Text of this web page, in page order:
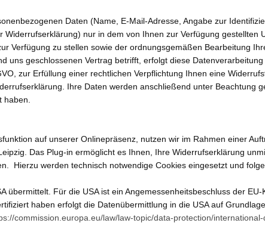
Daten (Name, E-Mail-Adresse, Angabe zur
nur in dem von Ihnen zur Verfügung
Verfügung zu stellen sowie der ordnungsgemäßen Bearbeitung
uns geschlossenen Vertrag betrifft, erfolgt diese
zur Erfüllung einer rechtlichen Verpflichtung Ihnen eine
Ihre Daten werden anschließend unter Beachtung
haben.
auf unserer Onlinepräsenz, nutzen wir im Rahmen einer
Das Plug-in ermöglicht es Ihnen, Ihre Widerrufserklärung
Hierzu werden technisch notwendige Cookies eingesetzt und
übermittelt. Für die USA ist ein Angemessenheitsbeschluss der
haben erfolgt die Datenübermittlung in die USA auf
commission.europa.eu/law/law-topic/data-protection/